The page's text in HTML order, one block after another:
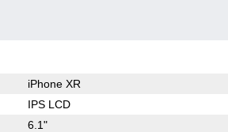
iPhone XR
IPS LCD
6.1"